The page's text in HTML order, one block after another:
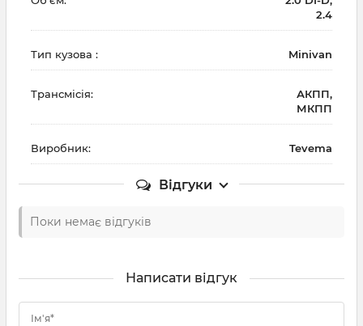
2.4
Тип кузова : Minivan
Трансмісія:
АКПП,
МКПП
Виробник: Tevema
Відгуки
Поки немає відгуків
Написати відгук
Ім'я*